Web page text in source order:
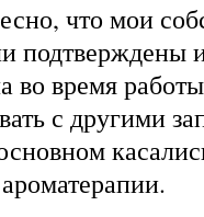
что мои
подтверждены
во время работы
с другими